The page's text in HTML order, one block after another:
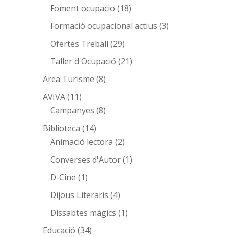
Foment ocupacio (18)
Formació ocupacional actius (3)
Ofertes Treball (29)
Taller d'Ocupació (21)
Area Turisme (8)
AVIVA(11)
Campanyes (8)
Biblioteca (14)
Animació lectora (2)
Converses d'Autor(1)
D-Cine (1)
Dijous Literaris (4)
Dissabtes màgics (1)
Educació (34)